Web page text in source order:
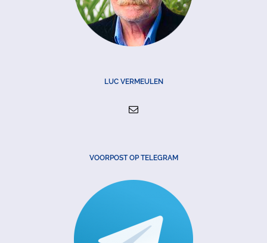
LUC VERMEULEN
VOORPOST OP TELEGRAM